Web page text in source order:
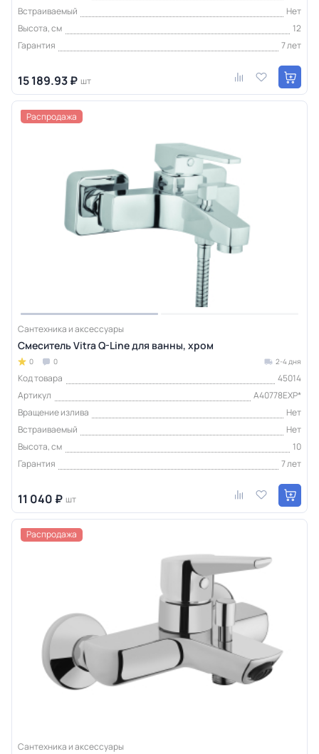
Встраиваемый
Нет
Высота, см
12
Гарантия
7 лет
15 189.93 ₽ шт
Распродажа
Сантехника и аксессуары
Смеситель Vitra Q-Line для ванны, хром
0 0 2-4 дня
Код товара
45014
Артикул
A40778EXP*
Вращение излива
Нет
Встраиваемый
Нет
Высота, см
10
Гарантия
7 лет
11 040 ₽ шт
Распродажа
Сантехника и аксессуары